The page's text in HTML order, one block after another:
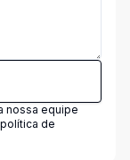
nossa equipe
política de